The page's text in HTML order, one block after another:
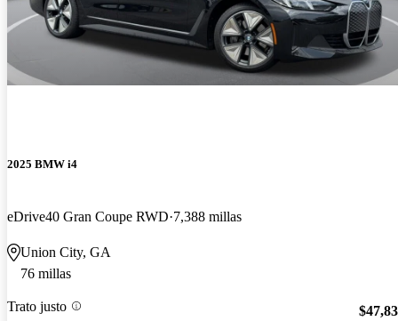
2025 BMW i4
eDrive40 Gran Coupe RWD 7,388 millas
Union City, GA
76 millas
Trato justo